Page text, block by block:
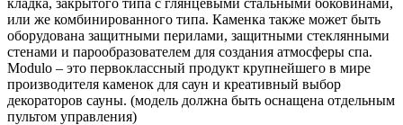
или же комбинированного типа. Каменка также может быть
оборудована защитными перилами, защитными стеклянными
стенами и парообразователем для создания атмосферы спа.
Modulo – это первоклассный продукт крупнейшего в мире
производителя каменок для саун и креативный выбор
декораторов сауны. (модель должна быть оснащена отдельным
пультом управления)